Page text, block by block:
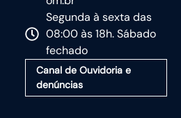
Segunda à sexta das
08:00 às 18h. Sábado
fechado
Canal de Ouvidoria e
denúncias